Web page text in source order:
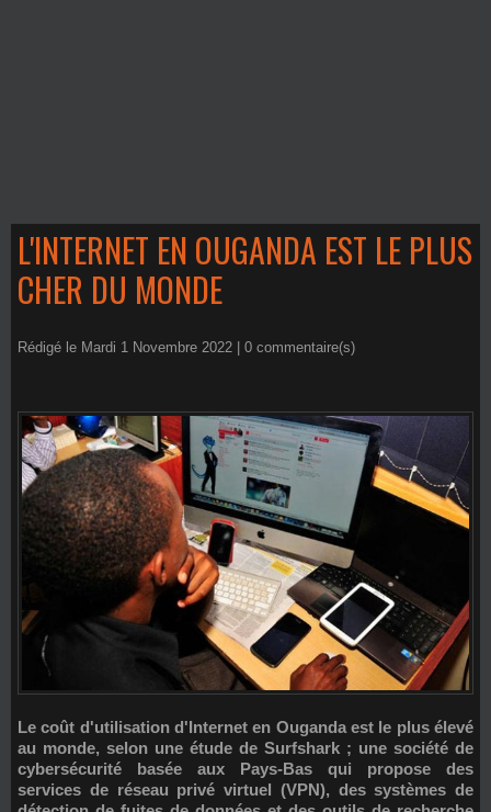
L'INTERNET EN OUGANDA EST LE PLUS
CHER DU MONDE
Rédigé le Mardi 1 Novembre 2022 | 0 commentaire(s)
Le coût d'utilisation d'Internet en Ouganda est le plus élevé
au monde, selon une étude de Surfshark ; une société de
cybersécurité basée aux Pays-Bas qui propose des
services de réseau privé virtuel (VPN), des systèmes de